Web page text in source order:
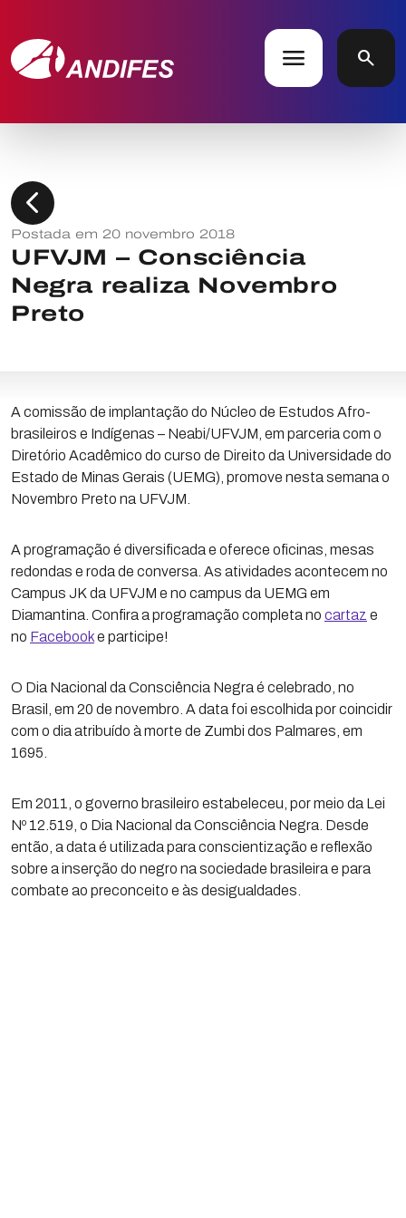
menu search
chevron_left
Postada em 20 novembro 2018
UFVJM – Consciência
Negra realiza Novembro
Preto
A comissão de implantação do Núcleo de Estudos Afro-
brasileiros e Indígenas – Neabi/UFVJM, em parceria com o
Diretório Acadêmico do curso de Direito da Universidade do
Estado de Minas Gerais (UEMG), promove nesta semana o
Novembro Preto na UFVJM.
A programação é diversificada e oferece oficinas, mesas
redondas e roda de conversa. As atividades acontecem no
Campus JK da UFVJM e no campus da UEMG em
Diamantina. Confira a programação completa no cartaz e
no Facebooke participe!
O Dia Nacional da Consciência Negra é celebrado, no
Brasil, em 20 de novembro. A data foi escolhida por coincidir
com o dia atribuído à morte de Zumbi dos Palmares, em
1695.
Em 2011, o governo brasileiro estabeleceu, por meio da Lei
Nº 12.519, o Dia Nacional da Consciência Negra. Desde
então, a data é utilizada para conscientização e reflexão
sobre a inserção do negro na sociedade brasileira e para
combate ao preconceito e às desigualdades.